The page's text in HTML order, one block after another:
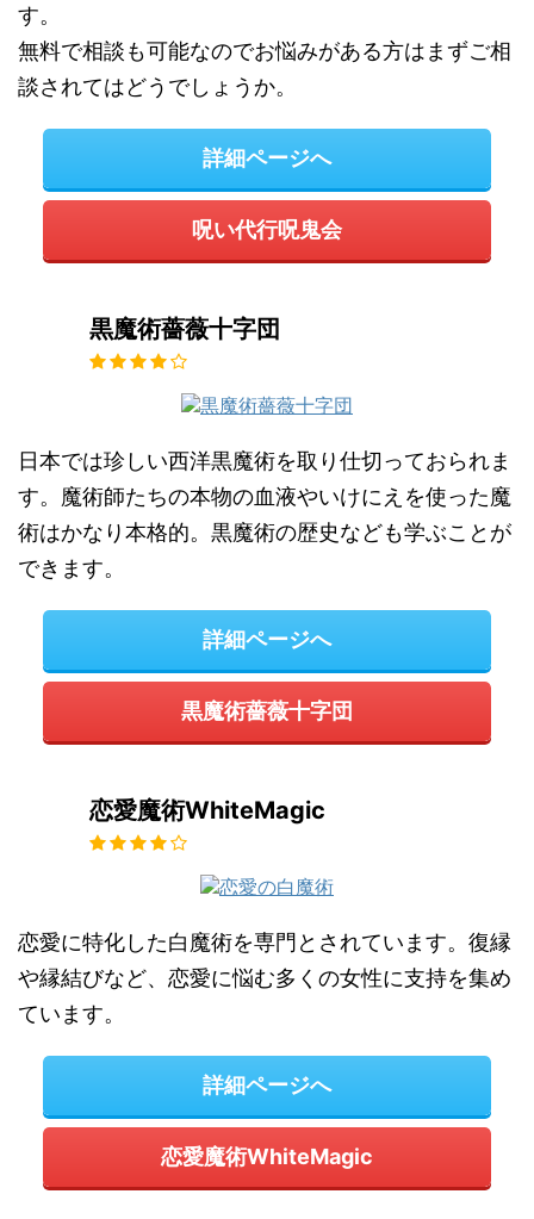
す。
無料で相談も可能なのでお悩みがある方はまずご相
談されてはどうでしょうか。
詳細ページへ
呪い代行呪鬼会
黒魔術薔薇十字団
日本では珍しい西洋黒魔術を取り仕切っておられま
す。魔術師たちの本物の血液やいけにえを使った魔
術はかなり本格的。黒魔術の歴史なども学ぶことが
できます。
詳細ページへ
黒魔術薔薇十字団
恋愛魔術WhiteMagic
恋愛に特化した白魔術を専門とされています。復縁
や縁結びなど、恋愛に悩む多くの女性に支持を集め
ています。
詳細ページへ
恋愛魔術WhiteMagic